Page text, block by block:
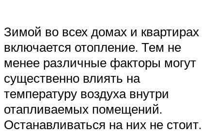
Зимой во всех домах и квартирах
включается отопление. Тем не
менее различные факторы могут
существенно влиять на
температуру воздуха внутри
отапливаемых помещений.
Останавливаться на них не стоит.